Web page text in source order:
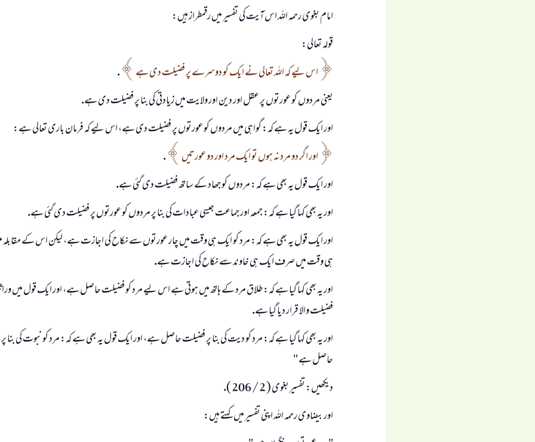
امام بغوى رحمہ اللہ اس آيت كى تفسير ميں رقمطراز ہيں:
قولہ تعالى:
اس ليے كہ اللہ تعالى نے ايك كو دوسرے پر فضيلت دى ہے
.
يعنى مردوں كو عورتوں پر عقل اور دين اور ولايت ميں زيادتى كى بنا پر فضيلت دى ہے.
اور ايك قول يہ ہے كہ: گواہى ميں مردوں كو عورتوں پر فضيلت دى ہے، اس ليے كہ فرمان بارى تعالى ہے:
اور اگر دو مرد نہ ہوں تو ايك مرد اور دو عورتيں
.
اور ايك قول يہ بھى ہے كہ: مردوں كو جھاد كے ساتھ فضيلت دى گئى ہے.
اور يہ بھى كہا گيا ہے كہ: جمعہ اور جماعت جيسى عبادات كى بنا پر مردوں كو عورتوں پر فضيلت دى گئى ہے.
اور ايك قول يہ بھى ہے كہ: مرد كو ايك ہى وقت ميں چار عورتوں سے نكاح كى اجازت ہے، ليكن اس كے
ہى وقت ميں صرف ايك ہى خاوند سے نكاح كى اجازت ہے.
اور يہ بھى كہا گيا ہے كہ: طلاق مرد كے ہاتھ ميں ہوتى ہے اس ليے مرد كو فضيلت حاصل ہے، اور ايك قول ميں
فضيلت والا قرار ديا گيا ہے.
اور يہ بھى كہا گيا ہے كہ: مرد كو ديت كى بنا پر فضيلت حاصل ہے، اور ايك قول يہ بھى ہے كہ: مرد كو نبوت كى
حاصل ہے "
ديكھيں: تفسير بغوى ( 2 / 206 ).
اور بيضاوى رحمہ اللہ اپنى تفسير ميں كہتے ہيں: